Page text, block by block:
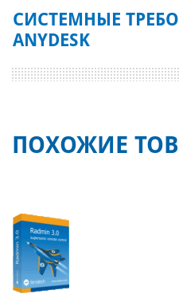
СИСТЕМНЫЕ
ANYDESK
ПОХОЖИЕ